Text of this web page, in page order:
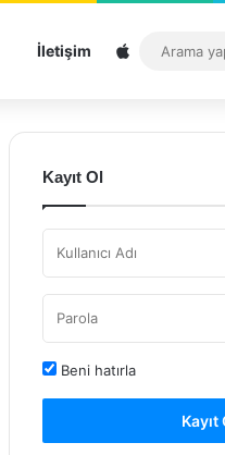
İletişim Sitemap
Kayıt Ol
Beni hatırla
Kayıt